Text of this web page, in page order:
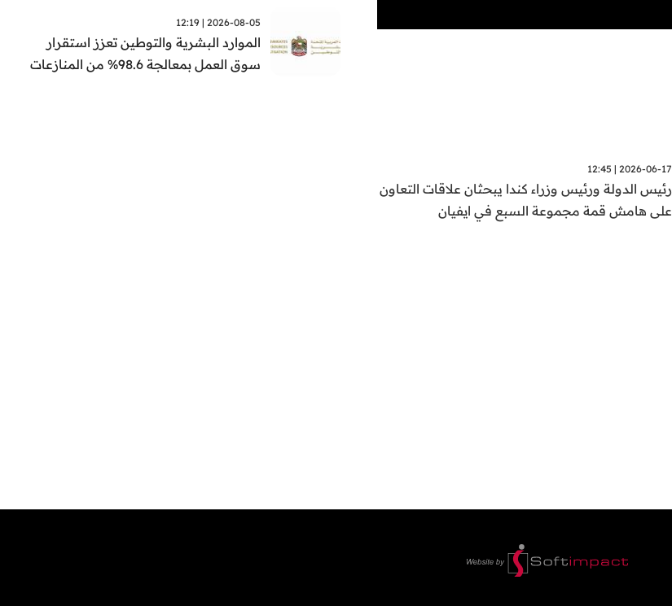
2026-06-17 | 12:45
رئيس الدولة ورئيس وزراء كندا يبحثان علاقات التعاون
على هامش قمة مجموعة السبع في ايفيان
2026-08-05 | 12:19
الموارد البشرية والتوطين تعزز استقرار
سوق العمل بمعالجة 98.6% من المنازعات